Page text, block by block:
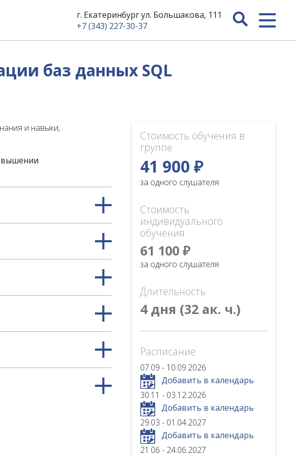
г. Екатеринбург ул. Большакова, 111
+7 (343) 227-30-37
баз данных SQL
и навыки,
Стоимость обучения в
группе
41 900 ₽
за одного слушателя
Стоимость
индивидуального
обучения
61 100 ₽
за одного слушателя
Длительность
4 дня (32 ак. ч.)
Расписание
07.09 - 10.09.2026
Добавить в календарь
30.11 - 03.12.2026
Добавить в календарь
29.03 - 01.04.2027
Добавить в календарь
21.06 - 24.06.2027